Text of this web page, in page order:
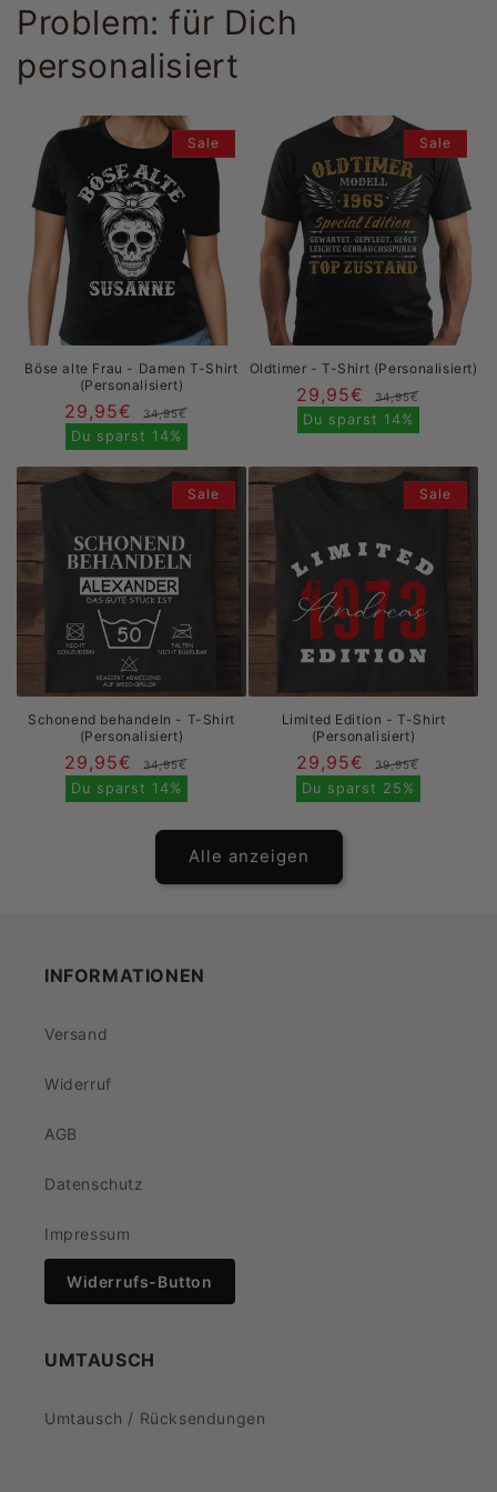
Problem: für Dich
personalisiert
Sale
Böse alte Frau - Damen T-Shirt
(Personalisiert)
34,95€ Verkaufspreis
29,95€
Du sparst 14%
Sale
Oldtimer - T-Shirt (Personalisiert)
34,95€
29,95€
Du sparst 14%
Sale
Schonend behandeln - T-Shirt
(Personalisiert)
34,95€ Verkaufspreis
29,95€
Du sparst 14%
Sale
Limited Edition - T-Shirt
(Personalisiert)
39,95€
29,95€
Du sparst 25%
Alle anzeigen
INFORMATIONEN
Versand
Widerruf
AGB
Datenschutz
Impressum
Widerrufs-Button
UMTAUSCH
Umtausch / Rücksendungen